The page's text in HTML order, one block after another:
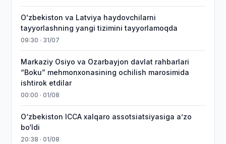
Oʻzbekiston va Latviya haydovchilarni
tayyorlashning yangi tizimini tayyorlamoqda
09:30 · 31/07
Markaziy Osiyo va Ozarbayjon davlat rahbarlari
“Boku” mehmonxonasining ochilish marosimida
ishtirok etdilar
00:00 · 01/08
O‘zbekiston ICCA xalqaro assotsiatsiyasiga aʼzo
bo‘ldi
20:38 · 01/08